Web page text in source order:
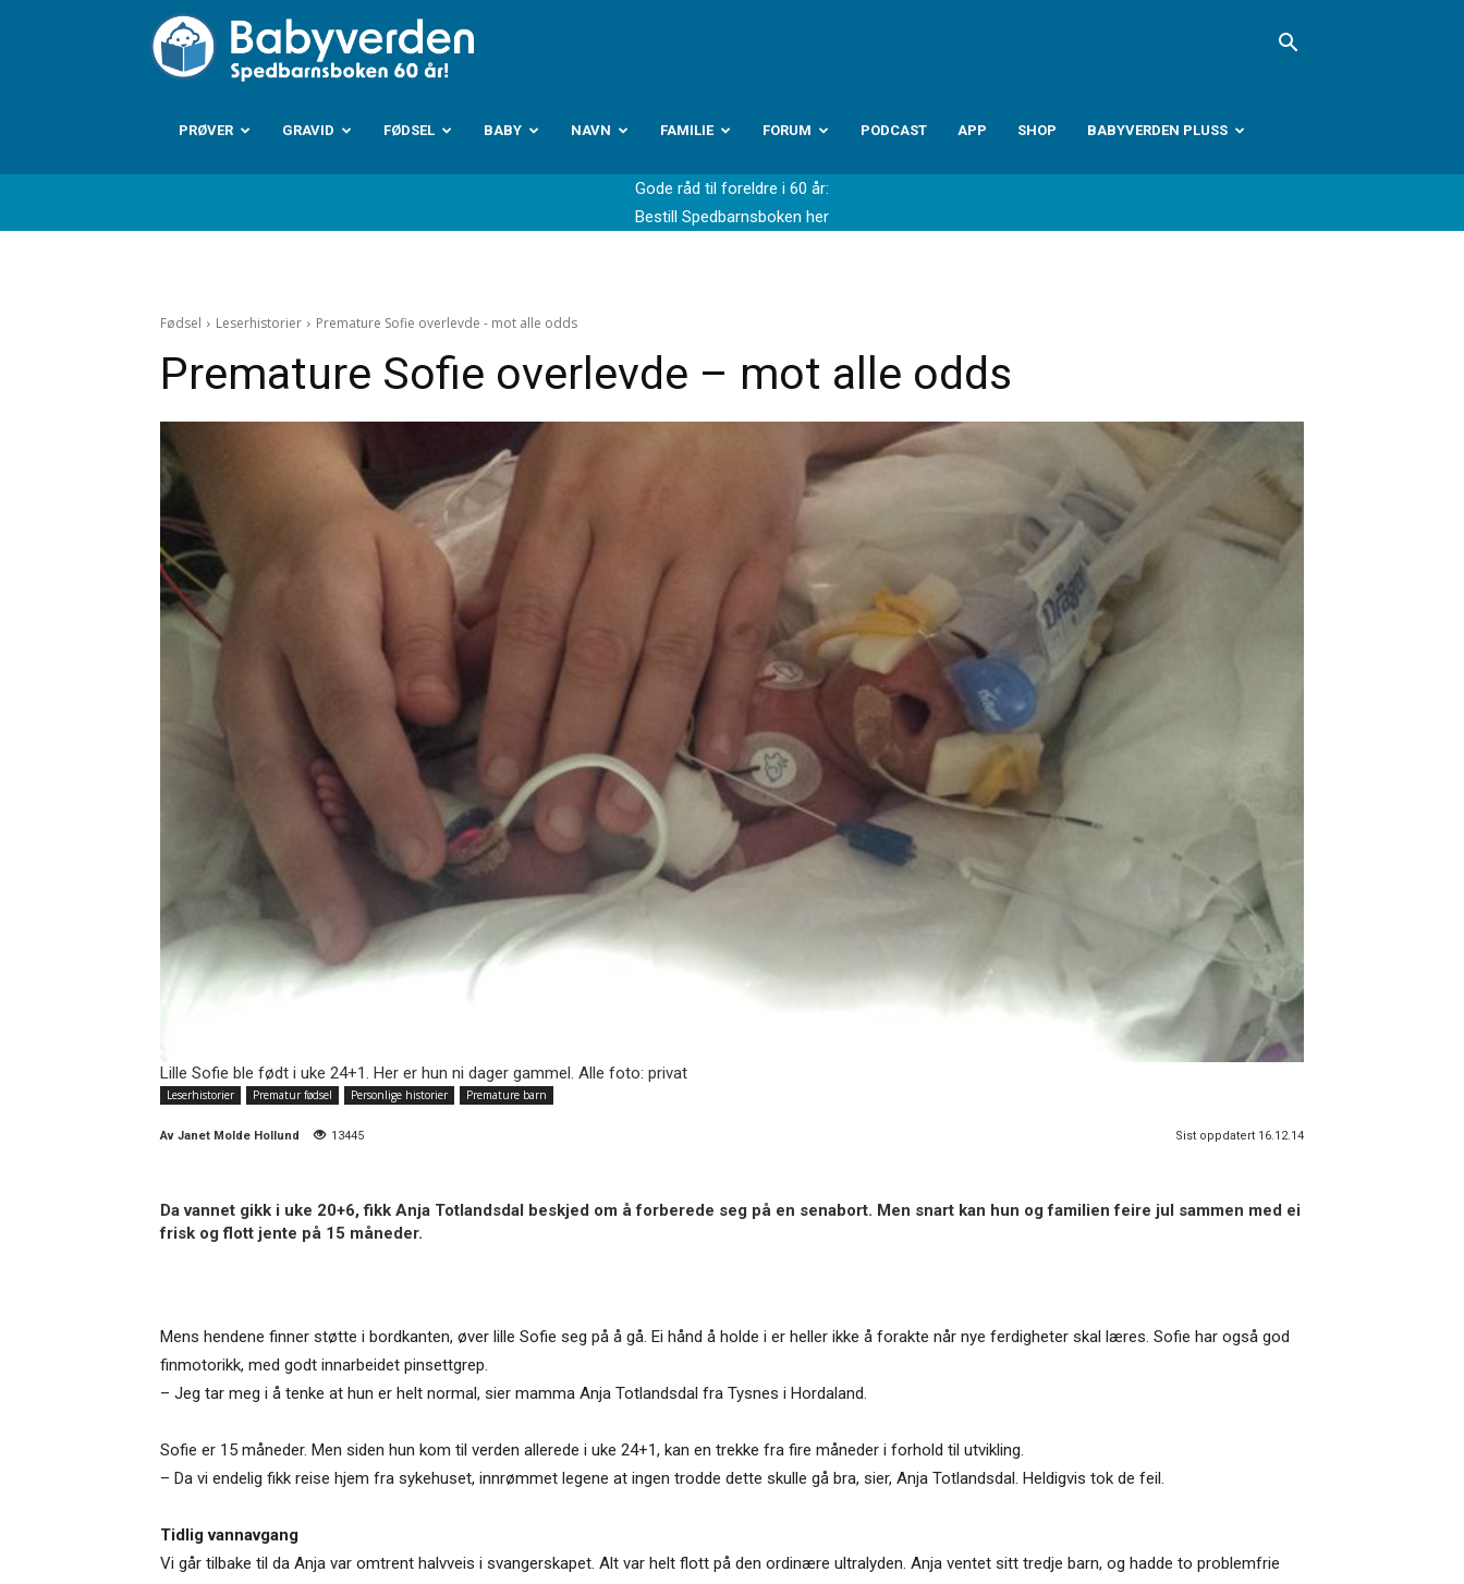
Babyverden.no
PRØVER GRAVID FØDSEL BABY NAVN FAMILIE FORUM PODCAST APP SHOP BABYVERDEN PLUSS
Gode råd til foreldre i 60 år:
Bestill Spedbarnsboken her
Fødsel Leserhistorier Premature Sofie overlevde - mot alle odds
Premature Sofie overlevde – mot alle odds
Lille Sofie ble født i uke 24+1. Her er hun ni dager gammel. Alle foto: privat
Leserhistorier Prematur fødsel Personlige historier Premature barn
Av Janet Molde Hollund 13445 Sist oppdatert 16.12.14
Da vannet gikk i uke 20+6, fikk Anja Totlandsdal beskjed om å forberede seg på en senabort. Men snart kan hun og familien feire jul sammen med ei
frisk og flott jente på 15 måneder.
Mens hendene finner støtte i bordkanten, øver lille Sofie seg på å gå. Ei hånd å holde i er heller ikke å forakte når nye ferdigheter skal læres. Sofie har også god
finmotorikk, med godt innarbeidet pinsettgrep.
– Jeg tar meg i å tenke at hun er helt normal, sier mamma Anja Totlandsdal fra Tysnes i Hordaland.
Sofie er 15 måneder. Men siden hun kom til verden allerede i uke 24+1, kan en trekke fra fire måneder i forhold til utvikling.
– Da vi endelig fikk reise hjem fra sykehuset, innrømmet legene at ingen trodde dette skulle gå bra, sier, Anja Totlandsdal. Heldigvis tok de feil.
Tidlig vannavgang
Vi går tilbake til da Anja var omtrent halvveis i svangerskapet. Alt var helt flott på den ordinære ultralyden. Anja ventet sitt tredje barn, og hadde to problemfrie